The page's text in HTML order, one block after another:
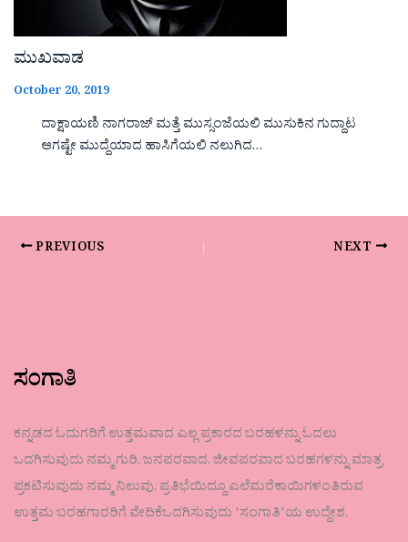
ಮುಖವಾಡ
October 20, 2019
ದಾಕ್ಷಾಯಣಿ ನಾಗರಾಜ್ ಮತ್ತೆ ಮುಸ್ಸಂಜೆಯಲಿ ಮುಸುಕಿನ ಗುದ್ದಾಟ
ಆಗಷ್ಟೇ ಮುದ್ದೆಯಾದ ಹಾಸಿಗೆಯಲಿ ನಲುಗಿದ…
PREVIOUS NEXT
ಸಂಗಾತಿ
ಕನ್ನಡದ ಓದುಗರಿಗೆ ಉತ್ತಮವಾದ ಎಲ್ಲ ಪ್ರಕಾರದ ಬರಹಳನ್ನು ಓದಲು
ಒದಗಿಸುವುದು ನಮ್ಮ ಗುರಿ. ಜನಪರವಾದ, ಜೀವಪರವಾದ ಬರಹಗಳನ್ನು ಮಾತ್ರ
ಪ್ರಕಟಿಸುವುದು ನಮ್ಮ ನಿಲುವು. ಪ್ರತಿಭೆಯಿದ್ದೂ ಎಲೆಮರೆಕಾಯಿಗಳಂತಿರುವ
ಉತ್ತಮ ಬರಹಗಾರರಿಗೆ ವೇದಿಕೆಒದಗಿಸುವುದು ʼಸಂಗಾತಿʼಯ ಉದ್ದೇಶ.